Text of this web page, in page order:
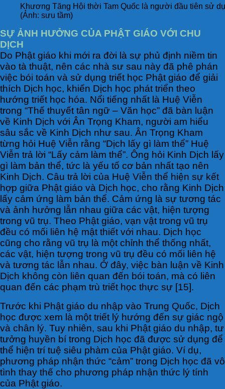
Khương Tăng Hội thời Tam Quốc là người đầu tiên sử
(Ảnh: sưu tầm)
SỰ ẢNH HƯỞNG CỦA PHẬT GIÁO VỚI CHU
DỊCH
Do Phật giáo khi mới ra đời là sự phủ định niềm tin
vào tà thuật, nên các nhà sư sau này đã phê phán
việc bói toán và sử dụng triết học Phật giáo để giải
thích Dịch học, khiến Dịch học phát triển theo
hướng triết học hóa. Nổi tiếng nhất là Huệ Viễn
trong “Thế thuyết tân ngữ – Văn học” đã bàn luận
về Kinh Dịch với Ân Trọng Kham, người am hiểu
sâu sắc về Kinh Dịch như sau. Ân Trọng Kham
từng hỏi Huệ Viễn rằng “Dịch lấy gì làm thể” Huệ
Viễn trả lời “Lấy cảm làm thể”. Ông hỏi Kinh Dịch lấy
gì làm bản thể, tức là yếu tố cơ bản nhất tạo nên
Kinh Dịch. Câu trả lời của Huệ Viễn thể hiện sự kết
hợp giữa Phật giáo và Dịch học, cho rằng Kinh Dịch
lấy cảm ứng làm bản thể. Cảm ứng là sự tương tác
và ảnh hưởng lẫn nhau giữa các vật, hiện tượng
trong vũ trụ. Theo Phật giáo, vạn vật trong vũ trụ
đều có mối liên hệ mật thiết với nhau. Dịch học
cũng cho rằng vũ trụ là một chỉnh thể thống nhất,
các vật, hiện tượng trong vũ trụ đều có mối liên hệ
và tương tác lẫn nhau. Ở đây, việc bàn luận về Kinh
Dịch không còn liên quan đến bói toán, mà có liên
quan đến các phạm trù triết học thực sự [15].
Trước khi Phật giáo du nhập vào Trung Quốc, Dịch
học được xem là một triết lý hướng đến sự giác ngộ
và chân lý. Tuy nhiên, sau khi Phật giáo du nhập, tư
tưởng huyền bí trong Dịch học đã được sử dụng để
thể hiện trí tuệ siêu phàm của Phật giáo. Ví dụ,
phương pháp nhận thức “cảm” trong Dịch học đã vô
tình thay thế cho phương pháp nhận thức lý tính
của Phật giáo.